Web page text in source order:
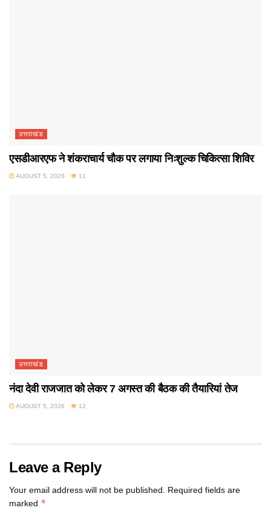
उत्तराखंड
एसडीआरएफ ने शंकराचार्य चौक पर लगाया निःशुल्क चिकित्सा शिविर
AUGUST 5, 2026 11
उत्तराखंड
नंदा देवी राजजात को लेकर 7 अगस्त की बैठक की तैयारियां तेज
AUGUST 5, 2026 12
Leave a Reply
Your email address will not be published. Required fields are
marked *